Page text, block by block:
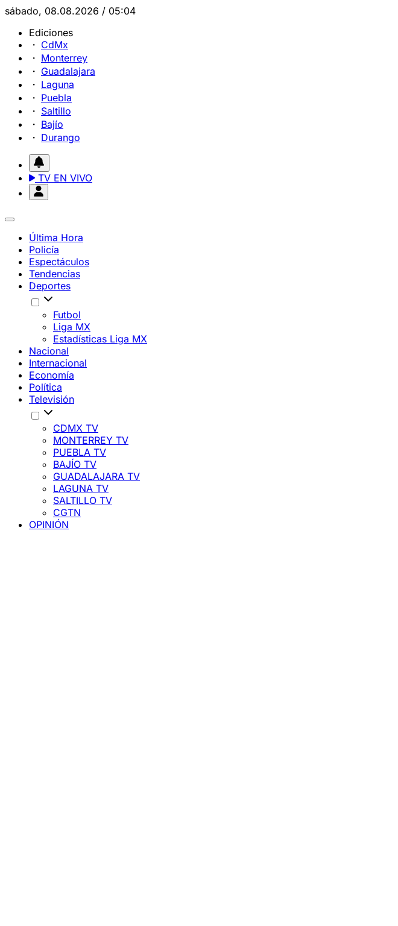
sábado, 08.08.2026 / 05:04
Ediciones
CdMx
Monterrey
Guadalajara
Laguna
Puebla
Saltillo
Bajío
Durango
TV EN VIVO
Última Hora
Policía
Espectáculos
Tendencias
Deportes
Futbol
Liga MX
Estadísticas Liga MX
Nacional
Internacional
Economía
Política
Televisión
CDMX TV
MONTERREY TV
PUEBLA TV
BAJÍO TV
GUADALAJARA TV
LAGUNA TV
SALTILLO TV
CGTN
OPINIÓN